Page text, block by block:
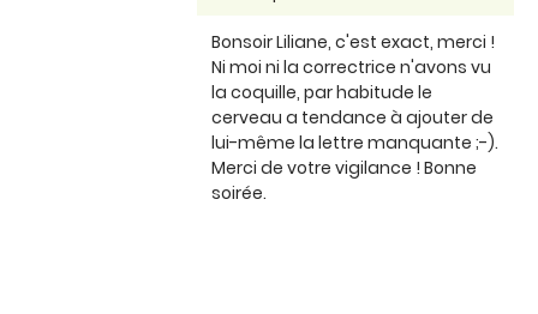
Bonsoir Liliane, c'est exact, merci !
Ni moi ni la correctrice n'avons vu
la coquille, par habitude le
cerveau a tendance à ajouter de
lui-même la lettre manquante ;-).
Merci de votre vigilance ! Bonne
soirée.